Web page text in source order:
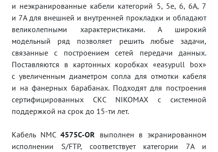
и неэкранированные кабели категорий 5, 5e, 6, 6A, 7
и 7A для внешней и внутренней прокладки и обладают
великолепными характеристиками. А широкий
модельный ряд позволяет решить любые задачи,
связанные с построением сетей передачи данных.
Поставляются в картонных коробках «easypull box»
с увеличенным диаметром сопла для отмотки кабеля
и на фанерных барабанах. Подходят для построения
сертифицированных СКС NIKOMAX с системной
поддержкой на срок до 15-ти лет.
Кабель NMC4575С-OR выполнен в экранированном
исполнении S/FTP, соответствует категории 7A и